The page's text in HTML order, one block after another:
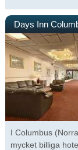
Days Inn
I Columbus
mycket billiga